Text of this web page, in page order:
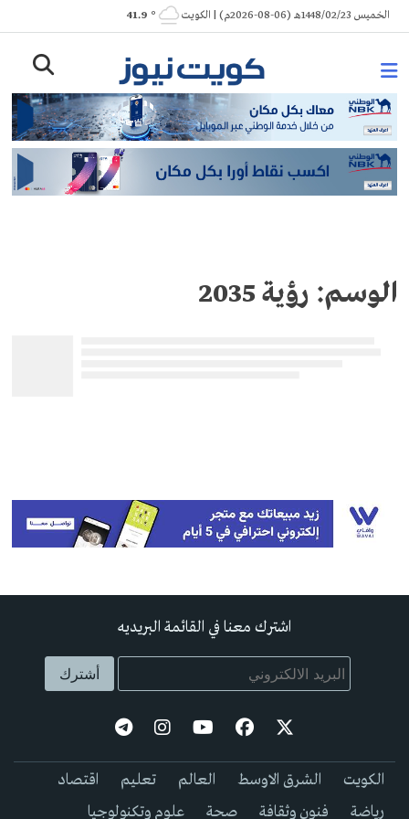
Skip
to
الخميس 1448/02/23هـ (06-08-2026م) | الكويت ° 41.9
الوسم: رؤية 2035
اشترك معنا في القائمة البريديه
الكويت الشرق الاوسط العالم تعليم
اقتصاد
رياضة
فنون وثقافة صحة علوم وتكنولوجيا